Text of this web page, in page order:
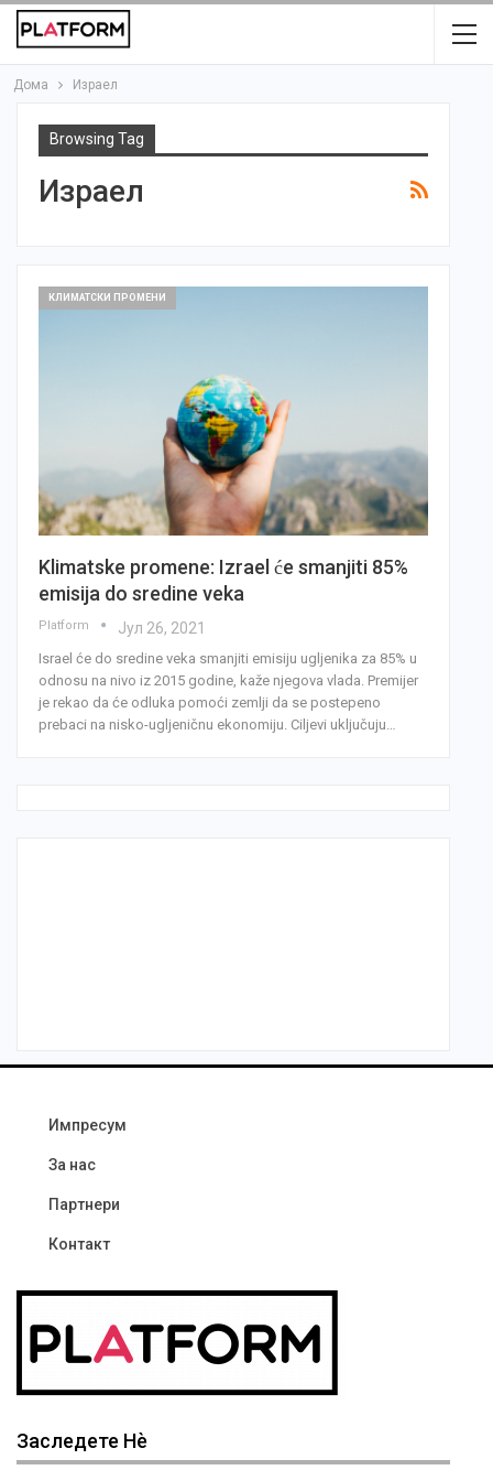
Дома Израел
Browsing Tag
Израел
КЛИМАТСКИ ПРОМЕНИ
Klimatske promene: Izrael će smanjiti 85%
emisija do sredine veka
Platform Јул 26, 2021
Israel će do sredine veka smanjiti emisiju ugljenika za 85% u
odnosu na nivo iz 2015 godine, kaže njegova vlada. Premijer
je rekao da će odluka pomoći zemlji da se postepeno
prebaci na nisko-ugljeničnu ekonomiju. Ciljevi uključuju…
Импресум
За нас
Партнери
Контакт
Заследете Нѐ